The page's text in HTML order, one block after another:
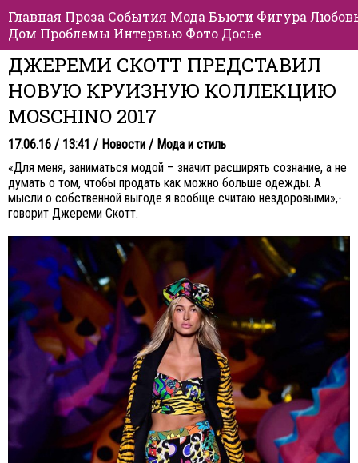
Главная Проза События Мода Бьюти Фигура
Дом Проблемы Интервью Фото Досье
ДЖЕРЕМИ СКОТТ ПРЕДСТАВИЛ
НОВУЮ КРУИЗНУЮ КОЛЛЕКЦИЮ
MOSCHINO 2017
17.06.16 / 13:41 / Новости / Мода и стиль
«Для меня, заниматься модой – значит расширять сознание, а не
думать о том, чтобы продать как можно больше одежды. А
мысли о собственной выгоде я вообще считаю нездоровыми»,-
говорит Джереми Скотт.